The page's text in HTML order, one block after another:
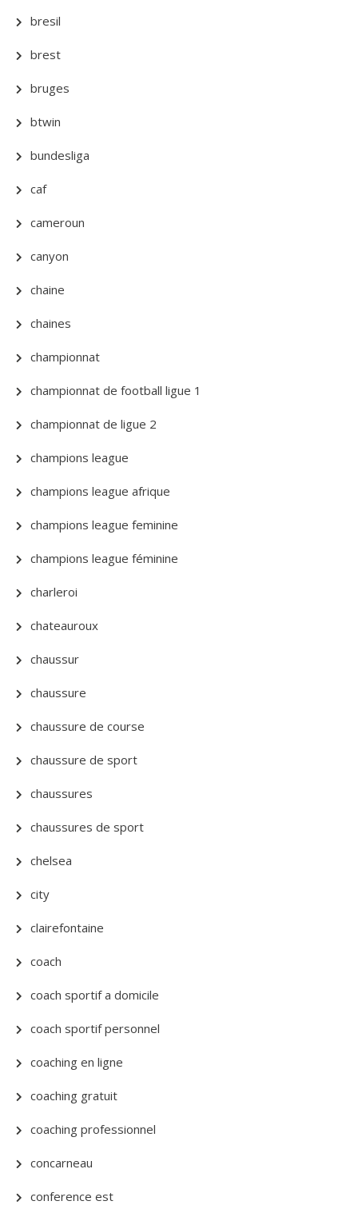
bresil
brest
bruges
btwin
bundesliga
caf
cameroun
canyon
chaine
chaines
championnat
championnat de football ligue 1
championnat de ligue 2
champions league
champions league afrique
champions league feminine
champions league féminine
charleroi
chateauroux
chaussur
chaussure
chaussure de course
chaussure de sport
chaussures
chaussures de sport
chelsea
city
clairefontaine
coach
coach sportif a domicile
coach sportif personnel
coaching en ligne
coaching gratuit
coaching professionnel
concarneau
conference est